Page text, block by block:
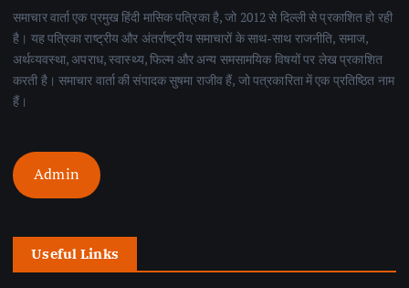
समाचार वार्ता एक प्रमुख हिंदी मासिक पत्रिका है, जो 2012 से दिल्ली से प्रकाशित हो रही
है। यह पत्रिका राष्ट्रीय और अंतर्राष्ट्रीय समाचारों के साथ-साथ राजनीति, समाज,
अर्थव्यवस्था, अपराध, स्वास्थ्य, फिल्म और अन्य समसामयिक विषयों पर लेख प्रकाशित
करती है। समाचार वार्ता की संपादक सुषमा राजीव हैं, जो पत्रकारिता में एक प्रतिष्ठित नाम
हैं।
Admin
Useful Links